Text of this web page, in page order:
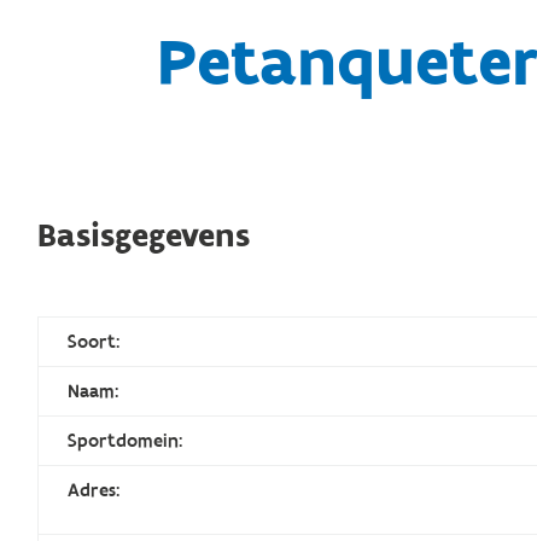
Basisgegevens
Soort:
Naam:
Sportdomein:
Adres: